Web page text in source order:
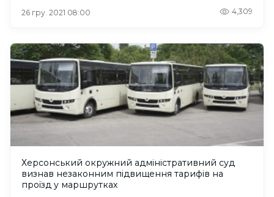
26 гру. 2021 08:00 4,309
Херсонський окружний адміністративний суд
визнав незаконним підвищення тарифів на
проїзд у маршрутках